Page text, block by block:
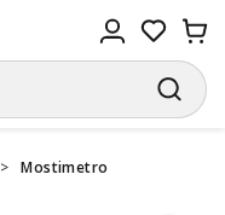
> Mostimetro